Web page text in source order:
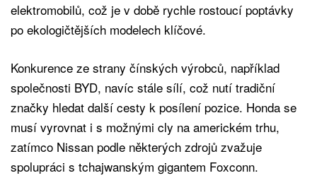
elektromobilů, což je v době rychle rostoucí poptávky
po ekologičtějších modelech klíčové.
Konkurence ze strany čínských výrobců, například
společnosti BYD, navíc stále sílí, což nutí tradiční
značky hledat další cesty k posílení pozice. Honda se
musí vyrovnat i s možnými cly na americkém trhu,
zatímco Nissan podle některých zdrojů zvažuje
spolupráci s tchajwanským gigantem Foxconn.